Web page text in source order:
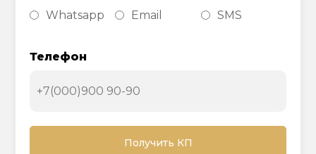
Whatsapp
Email SMS
Телефон